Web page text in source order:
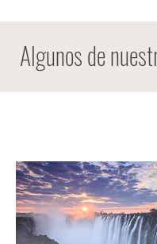
Algunos de